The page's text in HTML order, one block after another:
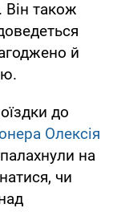
Він також
й
до
Олексія
на
чи